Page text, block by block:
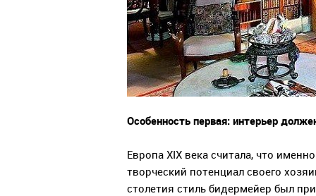
Особенность первая: интерьер
Европа ХІХ века считала, что
творческий потенциал своего
столетия стиль бидермейер был